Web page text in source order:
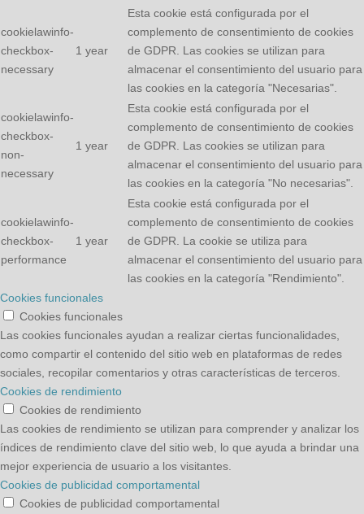
cookielawinfo-
checkbox-
necessary
1 year
Esta cookie está configurada por el
complemento de consentimiento de cookies
de GDPR. Las cookies se utilizan para
almacenar el consentimiento del usuario para
las cookies en la categoría "Necesarias".
cookielawinfo-
checkbox-
non-
necessary
1 year
Esta cookie está configurada por el
complemento de consentimiento de cookies
de GDPR. Las cookies se utilizan para
almacenar el consentimiento del usuario para
las cookies en la categoría "No necesarias".
cookielawinfo-
checkbox-
performance
1 year
Esta cookie está configurada por el
complemento de consentimiento de cookies
de GDPR. La cookie se utiliza para
almacenar el consentimiento del usuario para
las cookies en la categoría "Rendimiento".
Cookies funcionales
Cookies funcionales
Las cookies funcionales ayudan a realizar ciertas funcionalidades,
como compartir el contenido del sitio web en plataformas de redes
sociales, recopilar comentarios y otras características de terceros.
Cookies de rendimiento
Cookies de rendimiento
Las cookies de rendimiento se utilizan para comprender y analizar los
índices de rendimiento clave del sitio web, lo que ayuda a brindar una
mejor experiencia de usuario a los visitantes.
Cookies de publicidad comportamental
Cookies de publicidad comportamental